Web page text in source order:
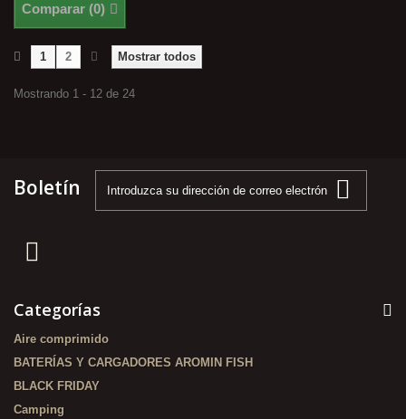
Comparar (0)
Mostrar todos
1 2
Mostrando 1 - 12 de 24
Boletín
Categorías
Aire comprimido
BATERÍAS Y CARGADORES AROMIN FISH
BLACK FRIDAY
Camping